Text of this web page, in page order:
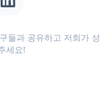
들과 공유하고 저희가 성
세요!